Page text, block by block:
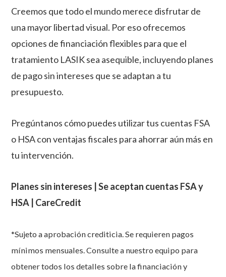
Creemos que todo el mundo merece disfrutar de
una mayor libertad visual. Por eso ofrecemos
opciones de financiación flexibles para que el
tratamiento LASIK sea asequible, incluyendo planes
de pago sin intereses que se adaptan a tu
presupuesto.
Pregúntanos cómo puedes utilizar tus cuentas FSA
o HSA con ventajas fiscales para ahorrar aún más en
tu intervención.
Planes sin intereses | Se aceptan cuentas FSA y
HSA | CareCredit
*Sujeto a aprobación crediticia. Se requieren pagos
mínimos mensuales. Consulte a nuestro equipo para
obtener todos los detalles sobre la financiación y